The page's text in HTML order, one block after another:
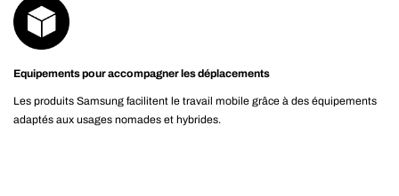
Equipements pour accompagner les déplacements
Les produits Samsung facilitent le travail mobile grâce à des équipements
adaptés aux usages nomades et hybrides.